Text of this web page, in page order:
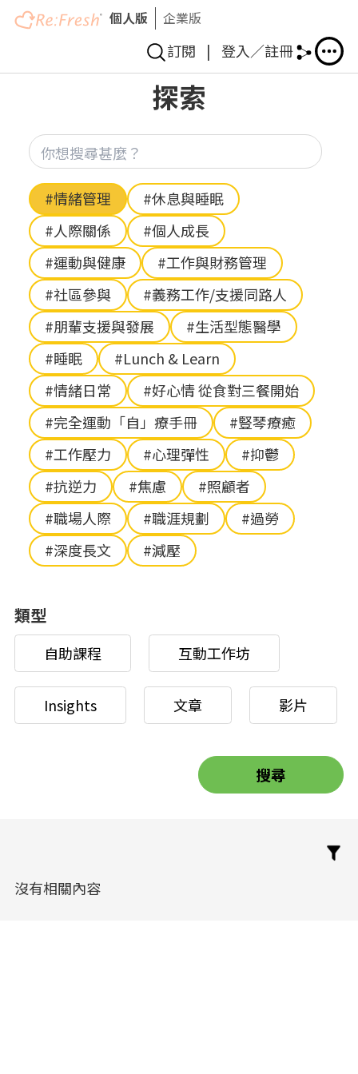
移
個人版 企業版
訂閱 | 登入／註冊
探索
Hashtag
#情緒管理
#休息與睡眠
#人際關係
#個人成長
#運動與健康
#工作與財務管理
#社區參與
#義務工作/支援同路人
#朋輩支援與發展
#生活型態醫學
#睡眠
#Lunch & Learn
#情緒日常
#好心情 從食對三餐開始
#完全運動「自」療手冊
#豎琴療癒
#工作壓力
#心理彈性
#抑鬱
#抗逆力
#焦慮
#照顧者
#職場人際
#職涯規劃
#過勞
#深度長文
#減壓
類型
自助課程 互動工作坊
Insights 文章 影片
沒有相關內容